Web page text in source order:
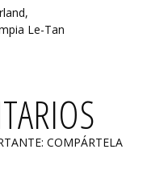
Le-Tan
COMPÁRTELA